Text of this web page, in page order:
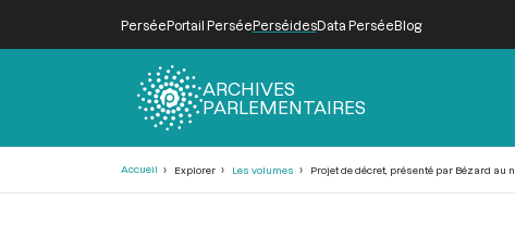
PerséePortail PerséePerséidesData PerséeBlog
ARCHIVES
PARLEMENTAIRES
Accueil Explorer Les volumes Projet de décret, présenté par Bézard au